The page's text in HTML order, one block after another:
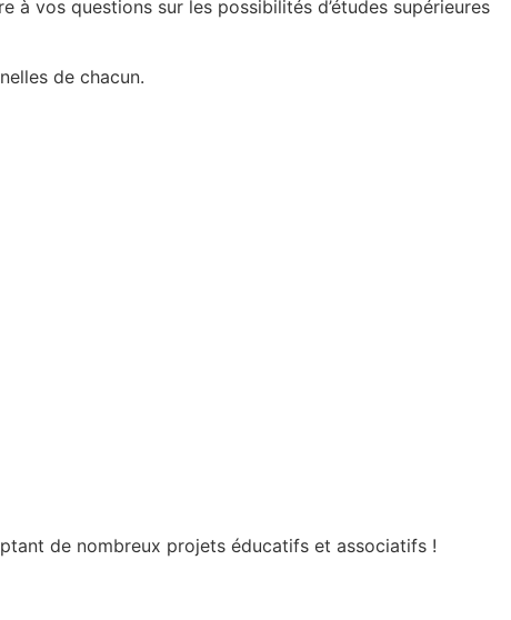
à vos questions sur les possibilités d’études supérieures
de chacun.
de nombreux projets éducatifs et associatifs !